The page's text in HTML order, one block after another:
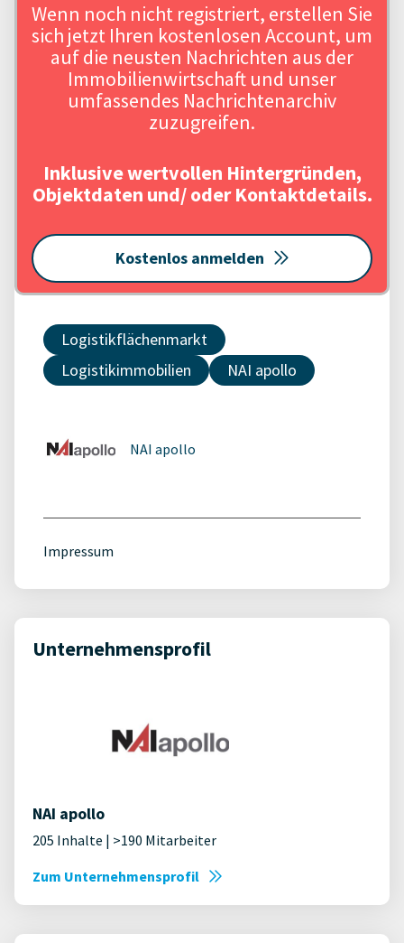
Wenn noch nicht registriert, erstellen Sie
sich jetzt Ihren kostenlosen Account, um
auf die neusten Nachrichten aus der
Immobilienwirtschaft und unser
umfassendes Nachrichtenarchiv
zuzugreifen.
Inklusive wertvollen Hintergründen,
Objektdaten und/ oder Kontaktdetails.
Kostenlos anmelden
Logistikflächenmarkt
Logistikimmobilien
NAI apollo
NAI apollo
Impressum
Unternehmensprofil
NAI apollo
205 Inhalte | >190 Mitarbeiter
Zum Unternehmensprofil